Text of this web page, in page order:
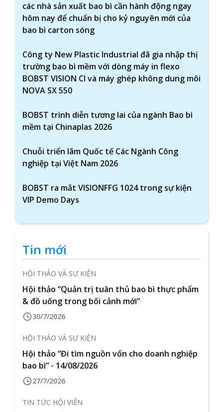
các nhà sản xuất bao bì cần hành động ngay
hôm nay để chuẩn bị cho kỷ nguyên mới của
bao bì carton sóng
Công ty New Plastic Industrial đã gia nhập thị
trường bao bì mềm với dòng máy in flexo
BOBST VISION CI và máy ghép không dung môi
NOVA SX 550
BOBST trình diễn tương lai của ngành Bao bì
mềm tại Chinaplas 2026
Chuỗi triển lãm Quốc tế Các Ngành Công
nghiệp tại Việt Nam 2026
BOBST ra mắt VISIONFFG 1024 trong sự kiện
VIP Demo Days
Tin mới
HỘI THẢO VÀ SỰ KIỆN
Hội thảo “Quản trị tuân thủ bao bì thực phẩm
& đồ uống trong bối cảnh mới”
30/7/2026
HỘI THẢO VÀ SỰ KIỆN
Hội thảo “Đi tìm nguồn vốn cho doanh nghiệp
bao bì” - 14/08/2026
27/7/2026
TIN TỨC HỘI VIÊN